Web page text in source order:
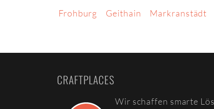
Frohburg
Geithain Markranstädt
CRAFTPLACES
Wir schaffen smarte